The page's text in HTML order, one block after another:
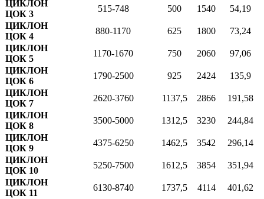
ЦИКЛОН
ЦОК 3
515-748 500 1540
54,19
ЦИКЛОН
ЦОК 4
880-1170 625 1800
73,24
ЦИКЛОН
ЦОК 5
1170-1670 750 2060
97,06
ЦИКЛОН
ЦОК 6
1790-2500 925 2424
135,9
ЦИКЛОН
ЦОК 7
2620-3760 1137,5 2866
191,58
ЦИКЛОН
ЦОК 8
3500-5000 1312,5 3230
244,84
ЦИКЛОН
ЦОК 9
4375-6250 1462,5 3542
296,14
ЦИКЛОН
ЦОК 10
5250-7500 1612,5 3854
351,94
ЦИКЛОН
ЦОК 11
6130-8740 1737,5 4114 401,62